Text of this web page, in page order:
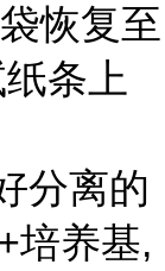
恢复至
条上
分离的
培养基,